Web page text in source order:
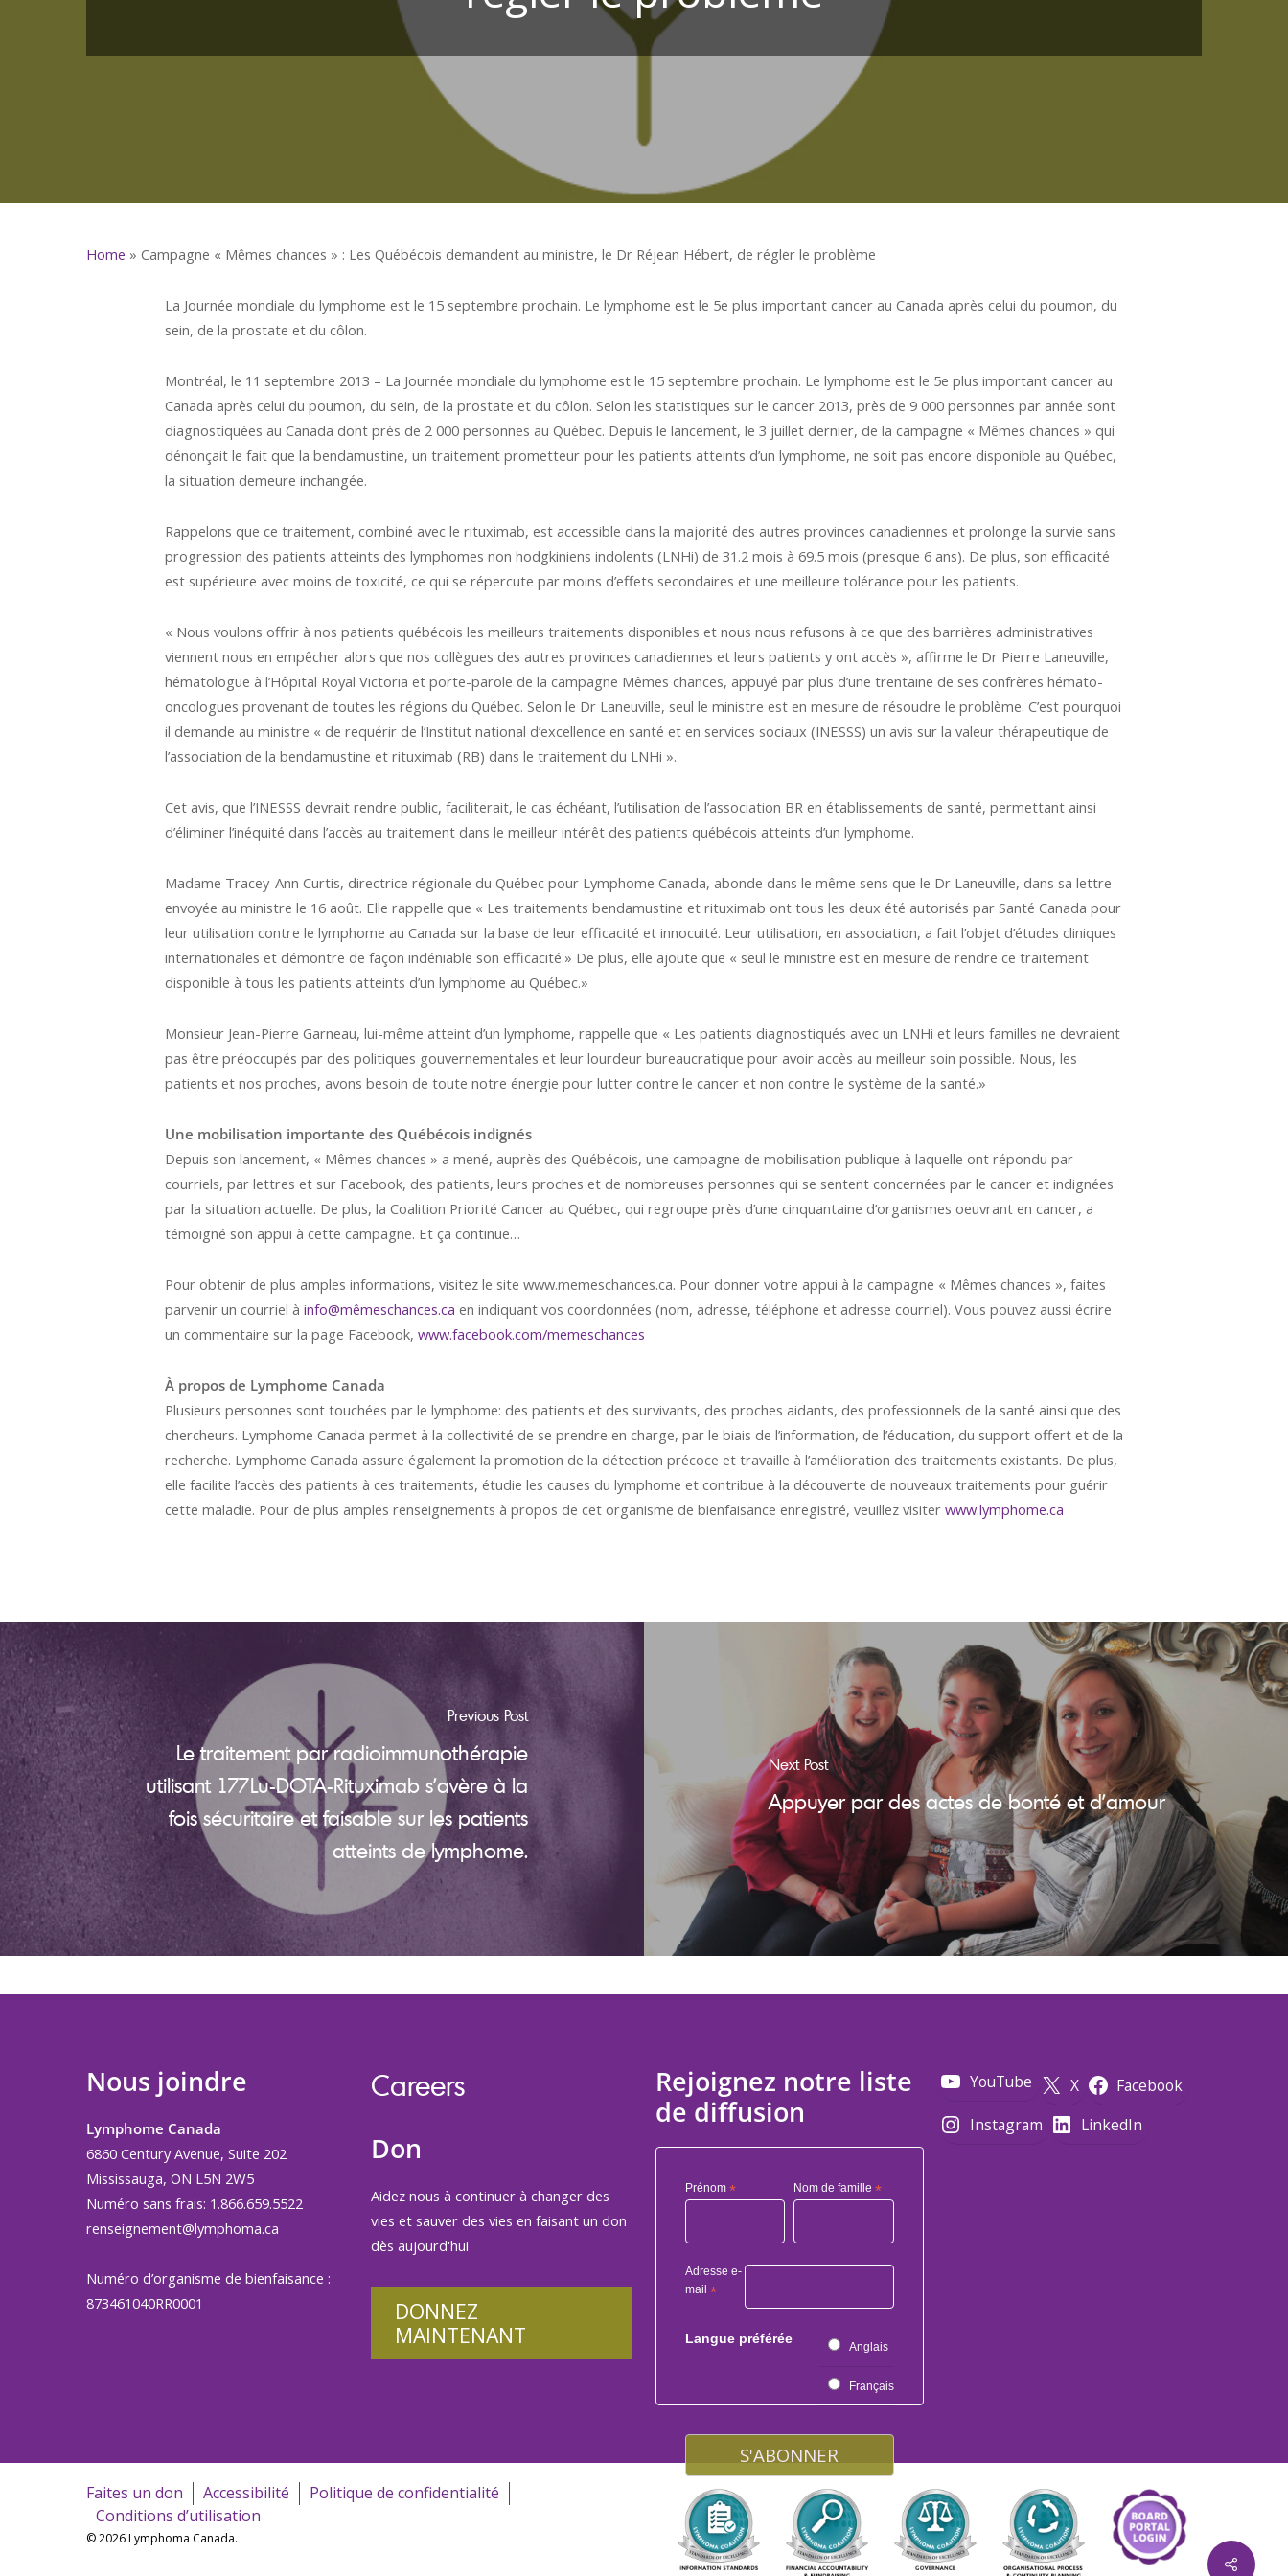
Home » Campagne « Mêmes chances » : Les Québécois demandent au ministre, le Dr Réjean Hébert, de régler le problème
La Journée mondiale du lymphome est le 15 septembre prochain. Le lymphome est le 5e plus important cancer au Canada après celui du poumon, du
sein, de la prostate et du côlon.
Montréal, le 11 septembre 2013 – La Journée mondiale du lymphome est le 15 septembre prochain. Le lymphome est le 5e plus important cancer au
Canada après celui du poumon, du sein, de la prostate et du côlon. Selon les statistiques sur le cancer 2013, près de 9 000 personnes par année sont
diagnostiquées au Canada dont près de 2 000 personnes au Québec. Depuis le lancement, le 3 juillet dernier, de la campagne « Mêmes chances » qui
dénonçait le fait que la bendamustine, un traitement prometteur pour les patients atteints d’un lymphome, ne soit pas encore disponible au Québec,
la situation demeure inchangée.
Rappelons que ce traitement, combiné avec le rituximab, est accessible dans la majorité des autres provinces canadiennes et prolonge la survie sans
progression des patients atteints des lymphomes non hodgkiniens indolents (LNHi) de 31.2 mois à 69.5 mois (presque 6 ans). De plus, son efficacité
est supérieure avec moins de toxicité, ce qui se répercute par moins d’effets secondaires et une meilleure tolérance pour les patients.
« Nous voulons offrir à nos patients québécois les meilleurs traitements disponibles et nous nous refusons à ce que des barrières administratives
viennent nous en empêcher alors que nos collègues des autres provinces canadiennes et leurs patients y ont accès », affirme le Dr Pierre Laneuville,
hématologue à l’Hôpital Royal Victoria et porte-parole de la campagne Mêmes chances, appuyé par plus d’une trentaine de ses confrères hémato-
oncologues provenant de toutes les régions du Québec. Selon le Dr Laneuville, seul le ministre est en mesure de résoudre le problème. C’est pourquoi
il demande au ministre « de requérir de l’Institut national d’excellence en santé et en services sociaux (INESSS) un avis sur la valeur thérapeutique de
l’association de la bendamustine et rituximab (RB) dans le traitement du LNHi ».
Cet avis, que l’INESSS devrait rendre public, faciliterait, le cas échéant, l’utilisation de l’association BR en établissements de santé, permettant ainsi
d’éliminer l’inéquité dans l’accès au traitement dans le meilleur intérêt des patients québécois atteints d’un lymphome.
Madame Tracey-Ann Curtis, directrice régionale du Québec pour Lymphome Canada, abonde dans le même sens que le Dr Laneuville, dans sa lettre
envoyée au ministre le 16 août. Elle rappelle que « Les traitements bendamustine et rituximab ont tous les deux été autorisés par Santé Canada pour
leur utilisation contre le lymphome au Canada sur la base de leur efficacité et innocuité. Leur utilisation, en association, a fait l’objet d’études cliniques
internationales et démontre de façon indéniable son efficacité.» De plus, elle ajoute que « seul le ministre est en mesure de rendre ce traitement
disponible à tous les patients atteints d’un lymphome au Québec.»
Monsieur Jean-Pierre Garneau, lui-même atteint d’un lymphome, rappelle que « Les patients diagnostiqués avec un LNHi et leurs familles ne devraient
pas être préoccupés par des politiques gouvernementales et leur lourdeur bureaucratique pour avoir accès au meilleur soin possible. Nous, les
patients et nos proches, avons besoin de toute notre énergie pour lutter contre le cancer et non contre le système de la santé.»
Une mobilisation importante des Québécois indignés
Depuis son lancement, « Mêmes chances » a mené, auprès des Québécois, une campagne de mobilisation publique à laquelle ont répondu par
courriels, par lettres et sur Facebook, des patients, leurs proches et de nombreuses personnes qui se sentent concernées par le cancer et indignées
par la situation actuelle. De plus, la Coalition Priorité Cancer au Québec, qui regroupe près d’une cinquantaine d’organismes oeuvrant en cancer, a
témoigné son appui à cette campagne. Et ça continue…
Pour obtenir de plus amples informations, visitez le site www.memeschances.ca. Pour donner votre appui à la campagne « Mêmes chances », faites
parvenir un courriel à info@mêmeschances.ca en indiquant vos coordonnées (nom, adresse, téléphone et adresse courriel). Vous pouvez aussi écrire
un commentaire sur la page Facebook, www.facebook.com/memeschances
À propos de Lymphome Canada
Plusieurs personnes sont touchées par le lymphome: des patients et des survivants, des proches aidants, des professionnels de la santé ainsi que des
chercheurs. Lymphome Canada permet à la collectivité de se prendre en charge, par le biais de l’information, de l’éducation, du support offert et de la
recherche. Lymphome Canada assure également la promotion de la détection précoce et travaille à l’amélioration des traitements existants. De plus,
elle facilite l’accès des patients à ces traitements, étudie les causes du lymphome et contribue à la découverte de nouveaux traitements pour guérir
cette maladie. Pour de plus amples renseignements à propos de cet organisme de bienfaisance enregistré, veuillez visiter www.lymphome.ca
Previous Post
Le traitement par radioimmunothérapie
utilisant 177Lu-DOTA-Rituximab s'avère à la
fois sécuritaire et faisable sur les patients
atteints de lymphome.
Next Post
Appuyer par des actes de bonté et d’amour
Nous joindre
Lymphome Canada
6860 Century Avenue, Suite 202
Mississauga, ON L5N 2W5
Numéro sans frais: 1.866.659.5522
renseignement@lymphoma.ca
Numéro d’organisme de bienfaisance :
873461040RR0001
Careers
Don
Aidez nous à continuer à changer des
vies et sauver des vies en faisant un don
dès aujourd'hui
DONNEZ
MAINTENANT
Rejoignez notre liste
de diffusion
Prénom * Nom de famille *
Adresse e-
mail *
Langue préférée
Anglais
Français
YouTube X
Facebook
Instagram
LinkedIn
Faites un don Accessibilité
Politique de confidentialité
Conditions d’utilisation
© 2026 Lymphoma Canada.